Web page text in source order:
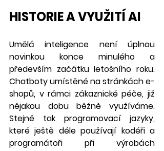
HISTORIE A VYUŽITÍ AI
Umělá inteligence není úplnou
novinkou konce minulého a
především začátku letošního roku.
Chatboty umístěné na stránkách e-
shopů, v rámci zákaznické péče, již
nějakou dobu běžně využíváme.
Stejně tak programovací jazyky,
které ještě déle používají kodéři a
programátoři při výrobách